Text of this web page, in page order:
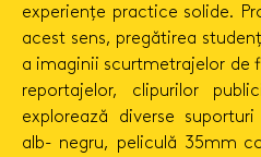
experiențe practice solide.
acest sens, pregătirea
a imaginii scurtmetrajelor de
reportajelor, clipurilor
explorează diverse
alb- negru, peliculă 35mm